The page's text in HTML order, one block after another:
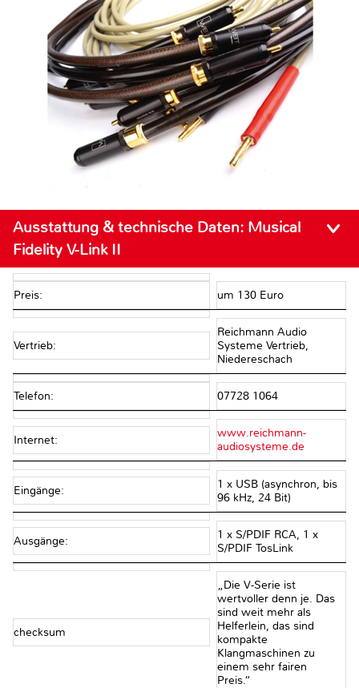
Ausstattung & technische Daten: Musical
Fidelity V-Link II
Preis: um 130 Euro
Vertrieb:
Reichmann Audio
Systeme Vertrieb,
Niedereschach
Telefon: 07728 1064
Internet:
www.reichmann-
audiosysteme.de
Eingänge:
1 x USB (asynchron, bis
96 kHz, 24 Bit)
Ausgänge:
1 x S/PDIF RCA, 1 x
S/PDIF TosLink
checksum
„Die V-Serie ist
wertvoller denn je. Das
sind weit mehr als
Helferlein, das sind
kompakte
Klangmaschinen zu
einem sehr fairen
Preis.“